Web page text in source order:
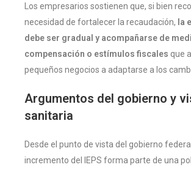
Los empresarios sostienen que, si bien
necesidad de fortalecer la recaudación, la
debe ser gradual y acompañarse de
compensación o estímulos fiscales que
pequeños negocios a adaptarse a los
Argumentos del gobierno y
sanitaria
Desde el punto de vista del gobierno
incremento del IEPS forma parte de una